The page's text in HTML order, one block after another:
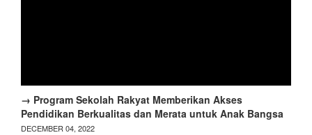
→ Program Sekolah Rakyat Memberikan Akses
Pendidikan Berkualitas dan Merata untuk Anak Bangsa
DECEMBER 04, 2022